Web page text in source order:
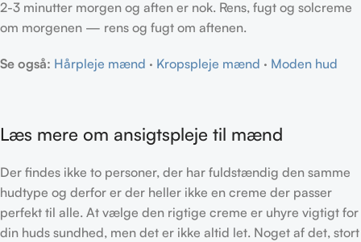
2-3 minutter morgen og aften er nok. Rens, fugt og solcreme
om morgenen — rens og fugt om aftenen.
Se også: Hårpleje mænd · Kropspleje mænd · Moden hud
Læs mere om ansigtspleje til mænd
Der findes ikke to personer, der har fuldstændig den samme
hudtype og derfor er der heller ikke en creme der passer
perfekt til alle. At vælge den rigtige creme er uhyre vigtigt for
din huds sundhed, men det er ikke altid let. Noget af det, stort